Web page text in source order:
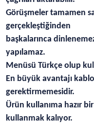
Görüşmeler tamamen
gerçekleştiğinden
başkalarınca
yapılamaz.
Menüsü Türkçe olup
En büyük avantajı
gerektirmemesidir.
Ürün kullanıma hazır
kullanmak kalıyor.